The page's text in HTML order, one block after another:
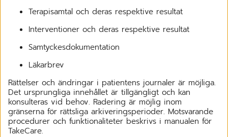
Terapisamtal och deras respektive resultat
Interventioner och deras respektive resultat
Samtyckesdokumentation
Läkarbrev
Rättelser och ändringar i patientens journaler är möjliga.
Det ursprungliga innehållet är tillgängligt och kan
konsulteras vid behov. Radering är möjlig inom
gränserna för rättsliga arkiveringsperioder. Motsvarande
procedurer och funktionaliteter beskrivs i manualen för
TakeCare.